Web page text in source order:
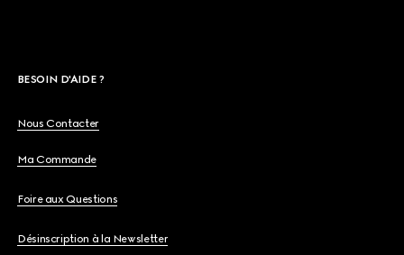
BESOIN D'AIDE ?
Nous Contacter
Ma Commande
Foire aux Questions
Désinscription à la Newsletter